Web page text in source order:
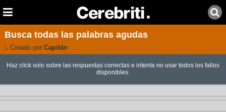
Busca todas las palabras agudas
Creado por:Capitán
Haz click solo sobre las respuestas correctas e intenta no usar todos los fallos
disponibles.